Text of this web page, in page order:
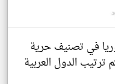
في تصنيف حرية
ترتيب الدول العربية